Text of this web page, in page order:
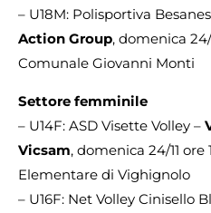
– U18M: Polisportiva
Action Group, domenica 24/
Comunale Giovanni Monti
Settore femminile
– U14F: ASD Visette Volley –
Vicsam, domenica 24/11 ore
Elementare di Vighignolo
– U16F: Net Volley Cinisello